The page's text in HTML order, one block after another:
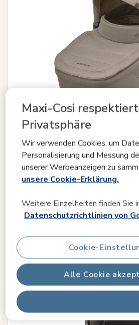
Maxi-Cosi
Privatsphäre
Wir verwenden Cookies, um
Personalisierung und Messung
unserer Werbeanzeigen zu
unsere Cookie-Erklärung.
Weitere Einzelheiten finden Sie
Datenschutzrichtlinien von
Alle Cookie
Cookie-
Vergleichen
4.5 (53)
Geräumig und bequem|Atmungsaktive
€ 249,99
Auf Lager